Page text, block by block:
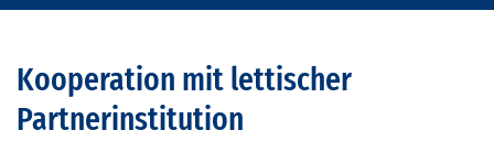
Kooperation mit lettischer
Partnerinstitution